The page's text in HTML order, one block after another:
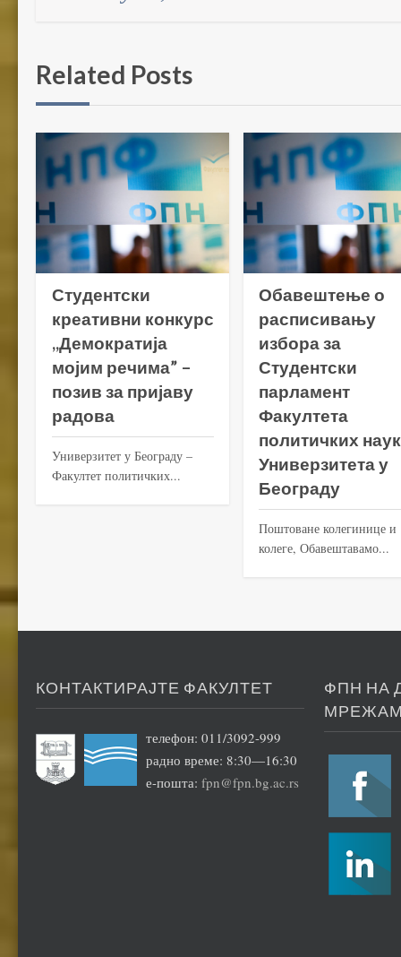
Related Posts
Студентски
креативни конкурс
,,Демократија
мојим речима” –
позив за пријаву
радова
Универзитет у Београду –
Факултет политичких...
Обавештење о
расписивању
избора за
Студентски
парламент
Факултета
политичких
Универзитета у
Београду
Поштоване колегинице и
колеге, Обавештавамо...
КОНТАКТИРАЈТЕ ФАКУЛТЕТ
телефон: 011/3092-999
радно време: 8:30—16:30
е-пошта:fpn@fpn.bg.ac.rs
ФПН НА